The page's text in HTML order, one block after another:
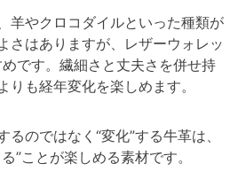
羊やクロコダイルといった種類が
さはありますが、レザーウォレッ
めです。繊細さと丈夫さを併せ持
りも経年変化を楽しめます。
のではなく“変化”する牛革は、
”ことが楽しめる素材です。